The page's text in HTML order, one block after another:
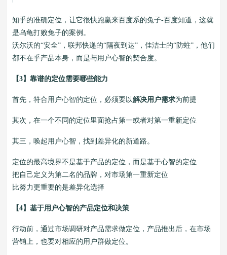
知乎的准确定位，让它很快跑赢来百度系的兔子-百度知道，这就
是乌龟打败兔子的案例。
沃尔沃的“安全”，联邦快递的“隔夜到达”，佳洁士的“防蛀”，他们
都不在乎产品本身，而是与用户心智的契合度。
【3】靠谱的定位需要哪些能力
首先，符合用户心智的定位，必须要以解决用户需求为前提
其次，在一个不同的定位里面抢占第一或者对第一重新定位
其三，唤起用户心智，找到差异化的新道路。
定位的最高境界不是基于产品的定位，而是基于心智的定位
把自己定义为第二名的品牌，对市场第一重新定位
比努力更重要的是差异化选择
【4】基于用户心智的产品定位和决策
行动前，通过市场调研对产品需求做定位，产品推出后，在市场
营销上，也要对相应的用户群做定位。